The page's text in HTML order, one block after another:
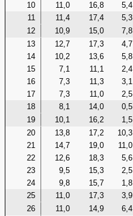
10
11,0 16,8 5,4
11
11,4 17,4 5,3
12
10,9 15,0 7,8
13
12,7 17,3 4,7
14
10,2 13,6 5,8
15
7,1 11,1 2,4
16
7,3 11,3 3,1
17
7,3 11,0 2,5
18
8,1 14,0 0,5
19
10,1 16,2 1,5
20
13,8 17,2 10,3
21
14,7 19,0 11,0
22
12,6 18,3 5,6
23
9,5 15,3 2,5
24
9,8 15,7 1,8
25
11,0 17,3 3,9
26
11,0 14,9 6,4